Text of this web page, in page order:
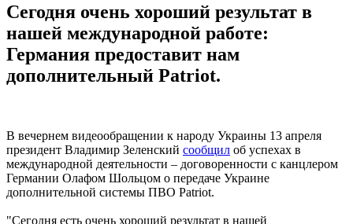
Сегодня очень хороший результат в
нашей международной работе:
Германия предоставит нам
дополнительный Patriot.
В вечернем видеообращении к народу Украины 13 апреля
президент Владимир Зеленский сообщил об успехах в
международной деятельности – договоренности с канцлером
Германии Олафом Шольцом о передаче Украине
дополнительной системы ПВО Patriot.
"Сегодня есть очень хороший результат в нашей